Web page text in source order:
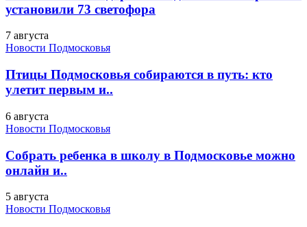
установили 73 светофора
7 августа
Новости Подмосковья
Птицы Подмосковья собираются в путь: кто
улетит первым и..
6 августа
Новости Подмосковья
Собрать ребенка в школу в Подмосковье можно
онлайн и..
5 августа
Новости Подмосковья